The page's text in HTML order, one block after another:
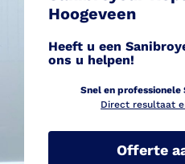
Hoogeveen
Heeft u een
ons u helpen!
Snel en professionele
Direct resultaat
Offerte